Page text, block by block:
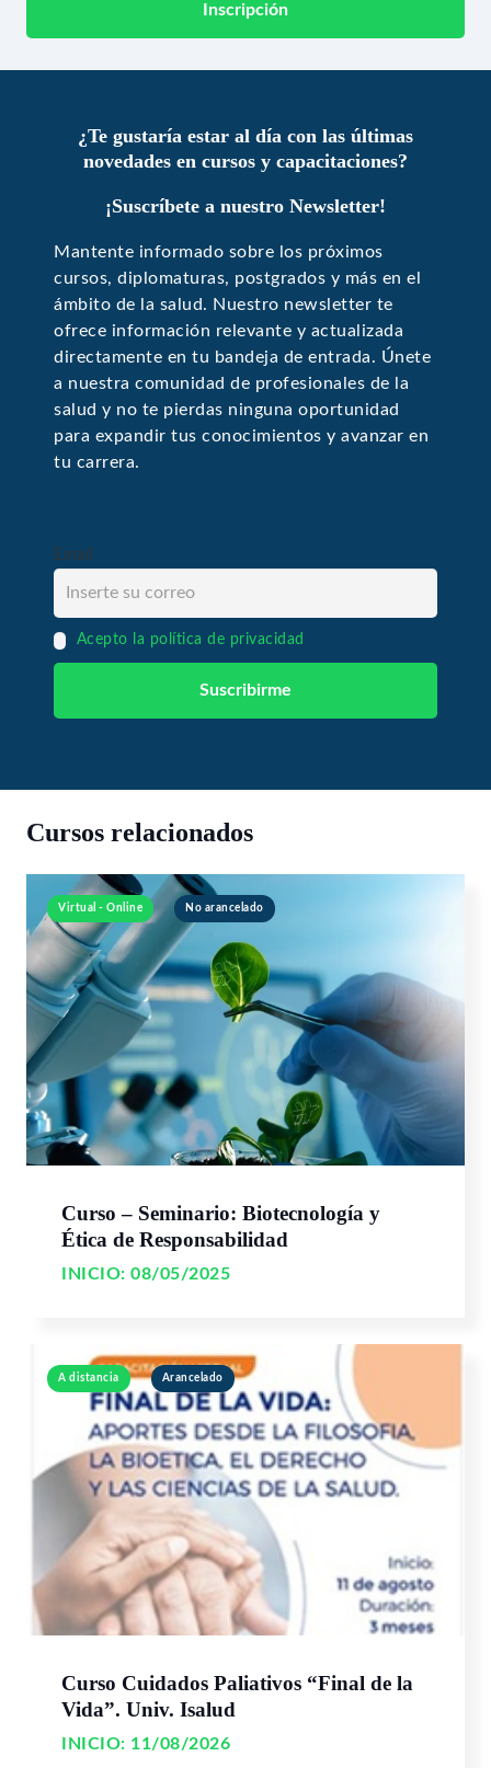
Inscripción
¿Te gustaría estar al día con las últimas
novedades en cursos y capacitaciones?
¡Suscríbete a nuestro Newsletter!
Mantente informado sobre los próximos
cursos, diplomaturas, postgrados y más en el
ámbito de la salud. Nuestro newsletter te
ofrece información relevante y actualizada
directamente en tu bandeja de entrada. Únete
a nuestra comunidad de profesionales de la
salud y no te pierdas ninguna oportunidad
para expandir tus conocimientos y avanzar en
tu carrera.
Email
Acepto la política de privacidad
Cursos relacionados
Virtual - Online No arancelado
Curso – Seminario: Biotecnología y
Ética de Responsabilidad
INICIO:08/05/2025
A distancia Arancelado
Curso Cuidados Paliativos “Final de la
Vida”. Univ. Isalud
INICIO: 11/08/2026